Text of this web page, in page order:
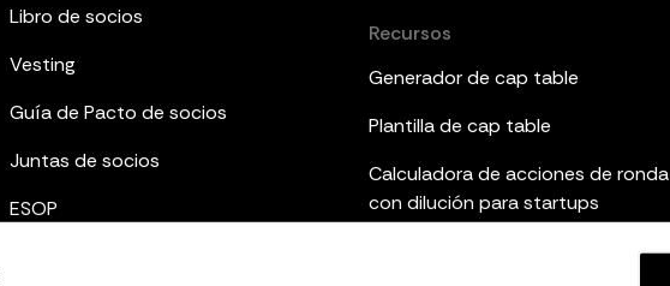
Libro de socios
Vesting
Guía de Pacto de socios
Juntas de socios
ESOP
Recursos
Generador de cap table
Plantilla de cap table
Calculadora de acciones de ronda
con dilución para startups
Plantillas de informes a inversores